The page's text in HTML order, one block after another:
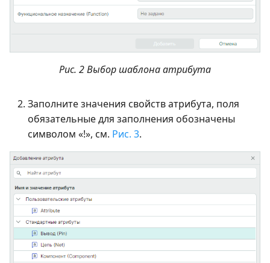
Рис. 2 Выбор шаблона атрибута
Заполните значения свойств атрибута, поля
обязательные для заполнения обозначены
символом «!», см. Рис. 3.